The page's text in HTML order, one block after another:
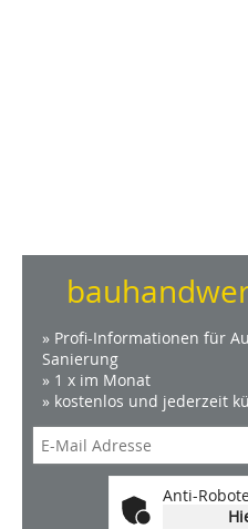
» Profi-Informationen für
Sanierung
» 1 x im Monat
» kostenlos und jederzeit
Anti-